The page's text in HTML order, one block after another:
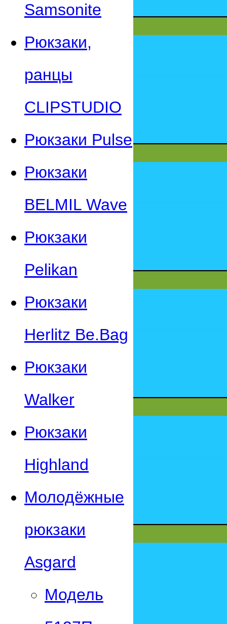
Samsonite
Рюкзаки,
ранцы
CLIPSTUDIO
Рюкзаки Pulse
Рюкзаки
BELMIL Wave
Рюкзаки
Pelikan
Рюкзаки
Herlitz Be.Bag
Рюкзаки
Walker
Рюкзаки
Highland
Молодёжные
рюкзаки
Asgard
Модель